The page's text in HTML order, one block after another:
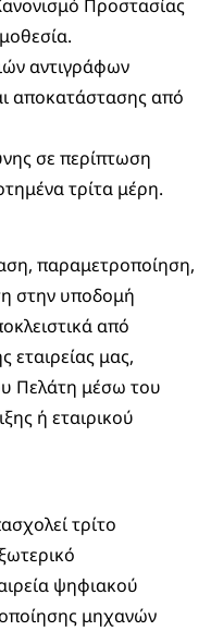
Προστασίας
αντιγράφων
αποκατάστασης από
σε περίπτωση
τρίτα μέρη.
παραμετροποίηση,
στην υποδομή
από
εταιρείας μας,
Πελάτη μέσω του
ή εταιρικού
τρίτο
ψηφιακού
μηχανών